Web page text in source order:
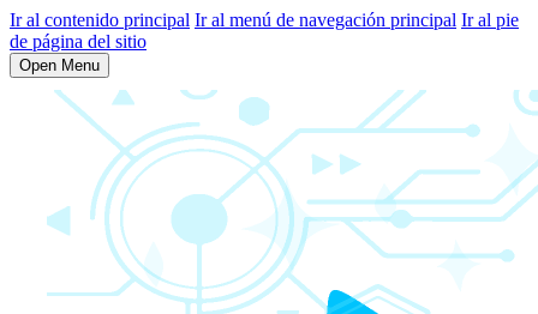
Ir al contenido principal Ir al menú de navegación principal Ir al pie
de página del sitio
Open Menu